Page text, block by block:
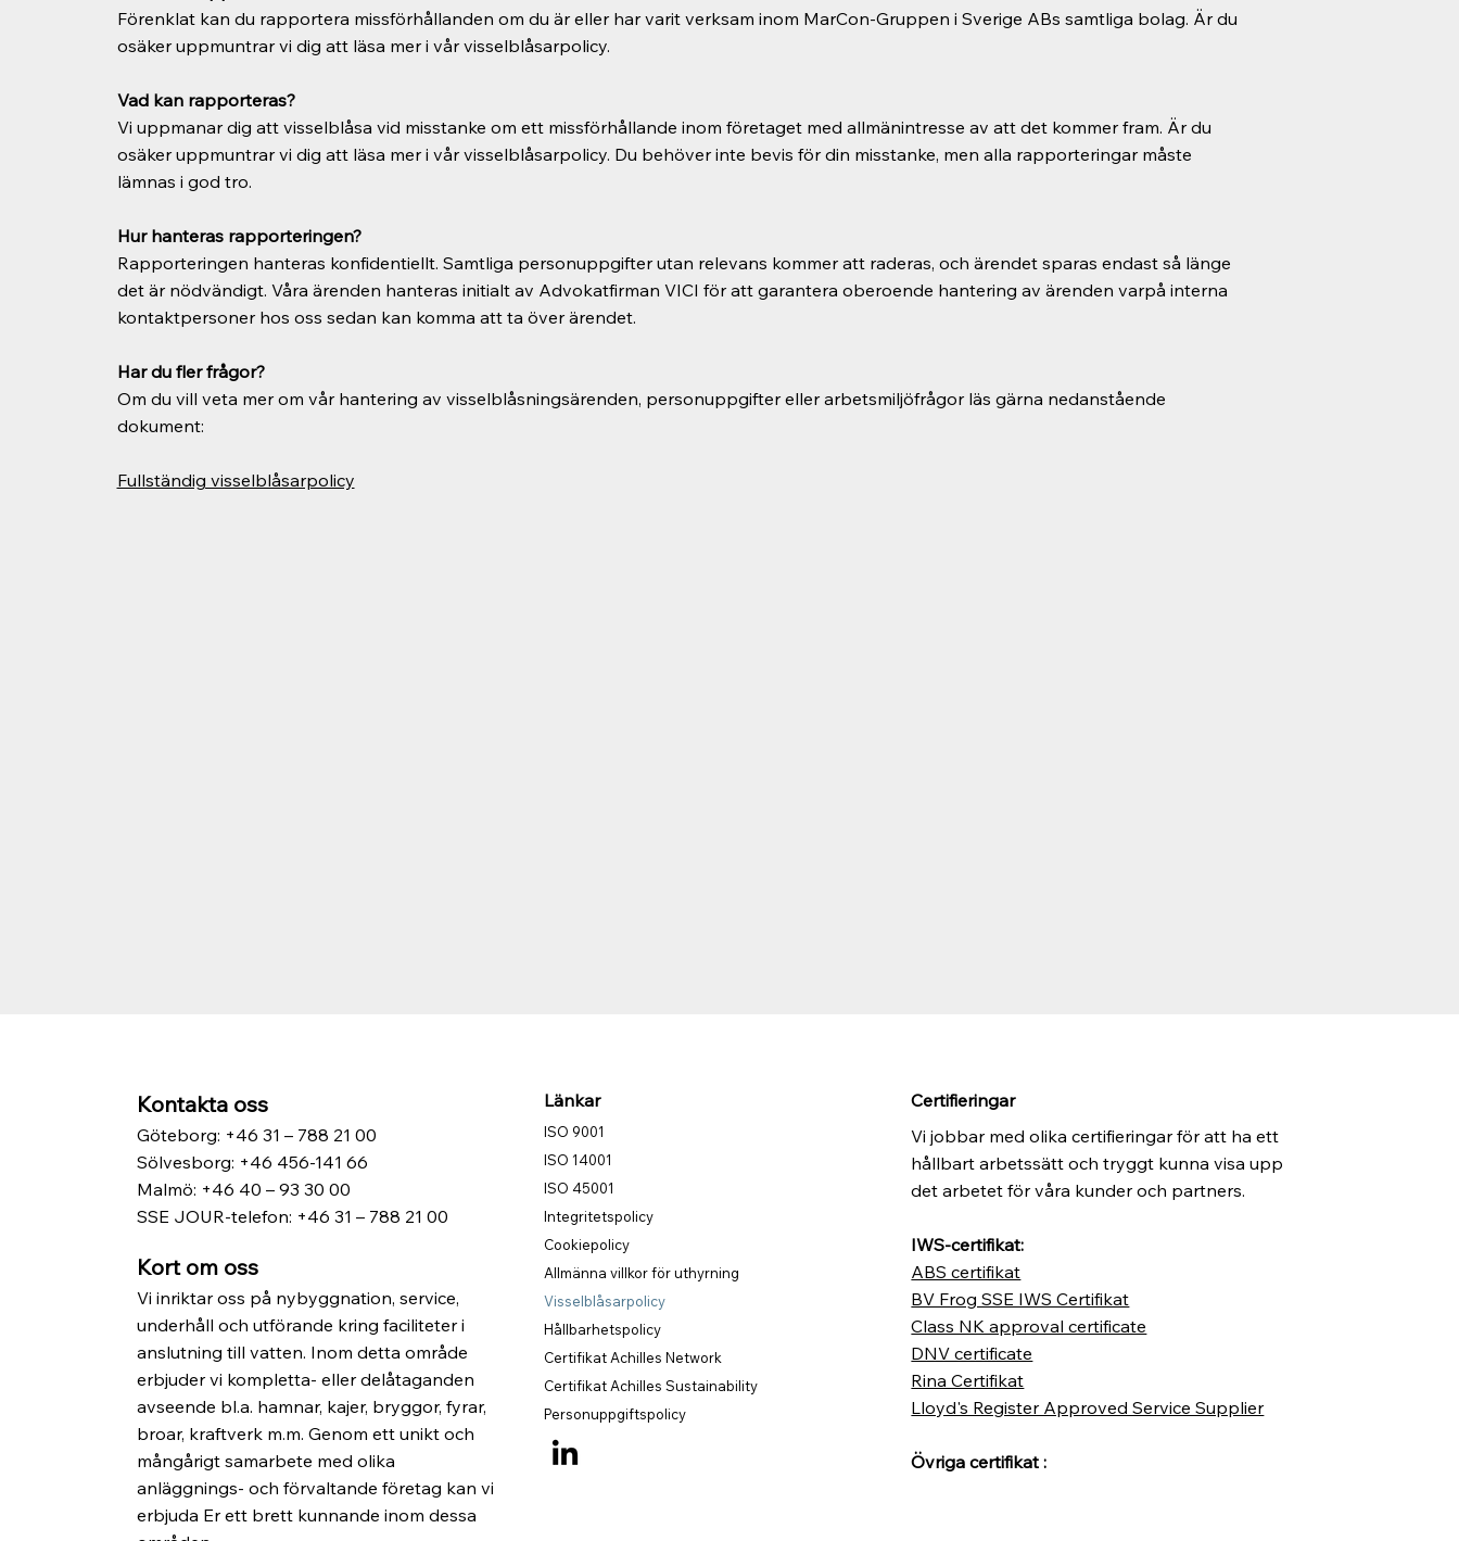
Förenklat kan du rapportera missförhållanden om du är eller har varit verksam inom MarCon-Gruppen i Sverige ABs samtliga bolag. Är du
osäker uppmuntrar vi dig att läsa mer i vår visselblåsarpolicy.
Vad kan rapporteras?
Vi uppmanar dig att visselblåsa vid misstanke om ett missförhållande inom företaget med allmänintresse av att det kommer fram. Är du
osäker uppmuntrar vi dig att läsa mer i vår visselblåsarpolicy. Du behöver inte bevis för din misstanke, men alla rapporteringar måste
lämnas i god tro.
Hur hanteras rapporteringen?
Rapporteringen hanteras konfidentiellt. Samtliga personuppgifter utan relevans kommer att raderas, och ärendet sparas endast så länge
det är nödvändigt. Våra ärenden hanteras initialt av Advokatfirman VICI för att garantera oberoende hantering av ärenden varpå interna
kontaktpersoner hos oss sedan kan komma att ta över ärendet.
Har du fler frågor?
Om du vill veta mer om vår hantering av visselblåsningsärenden, personuppgifter eller arbetsmiljöfrågor läs gärna nedanstående
dokument:
Fullständig visselblåsarpolicy
Kontakta oss
Göteborg: +46 31 – 788 21 00
Sölvesborg: +46 456-141 66
Malmö: +46 40 – 93 30 00
SSE JOUR-telefon: +46 31 – 788 21 00
Kort om oss
Vi inriktar oss på nybyggnation, service,
underhåll och utförande kring faciliteter i
anslutning till vatten. Inom detta område
erbjuder vi kompletta- eller delåtaganden
avseende bl.a. hamnar, kajer, bryggor, fyrar,
broar, kraftverk m.m. Genom ett unikt och
mångårigt samarbete med olika
anläggnings- och förvaltande företag kan vi
erbjuda Er ett brett kunnande inom dessa
Länkar
ISO 9001
ISO 14001
ISO 45001
Integritetspolicy
Cookiepolicy
Allmänna villkor för uthyrning
Visselblåsarpolicy
Hållbarhetspolicy
Certifikat Achilles Network
Certifikat Achilles Sustainability
Personuppgiftspolicy
Certifieringar
Vi jobbar med olika certifieringar för att ha ett
hållbart arbetssätt och tryggt kunna visa upp
det arbetet för våra kunder och partners.
IWS-certifikat:
ABS certifikat
BV Frog SSE IWS Certifikat
Class NK approval certificate
DNV certificate
Rina Certifikat
Lloyd's Register Approved Service Supplier
Övriga certifikat :